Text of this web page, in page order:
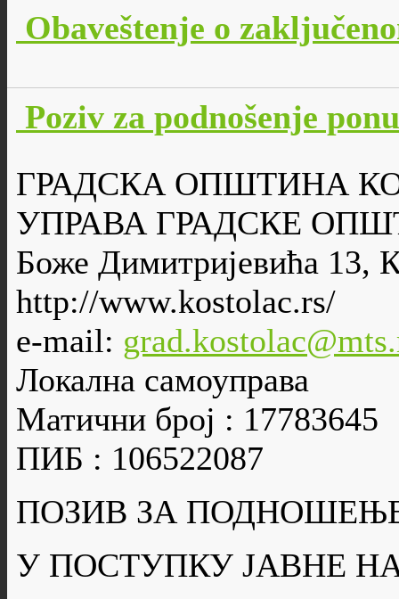
Obaveštenje o
Poziv za podnošenje
ГРАДСКА ОПШТИНА
УПРАВА ГРАДСКЕ
Боже Димитријевића 13,
http://www.kostolac.rs/
e-mail:
Локална самоуправа
Матични број : 17783645
ПИБ : 106522087
ПОЗИВ ЗА
У ПОСТУПКУ ЈАВНЕ